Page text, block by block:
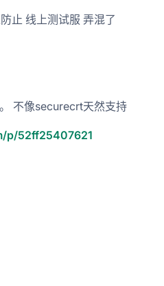
止 线上测试服 弄混了
不像securecrt天然支持
p/52ff25407621